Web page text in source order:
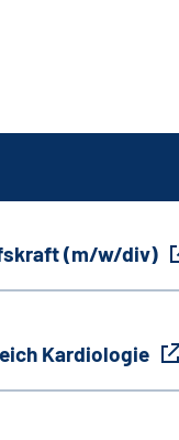
(m/w/div)
Kardiologie